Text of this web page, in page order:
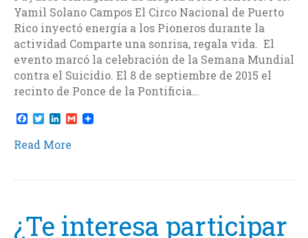
Yamil Solano Campos El Circo Nacional de Puerto
Rico inyectó energía a los Pioneros durante la
actividad Comparte una sonrisa, regala vida. El
evento marcó la celebración de la Semana Mundial
contra el Suicidio. El 8 de septiembre de 2015 el
recinto de Ponce de la Pontificia…
F
c
e
o
T
i
t
r
L
n
k
I
G
Read More
¿Te interesa participar